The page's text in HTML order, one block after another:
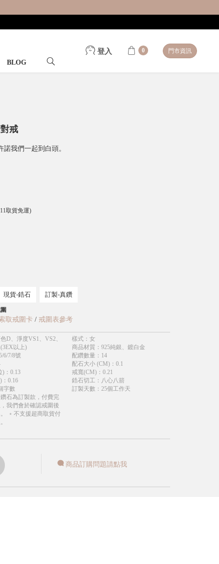
BLOG
登入 0 門市資訊
戒
我們一起到白頭。
取貨免運)
現貨-鋯石 訂製-真鑽
取戒圍卡 / 戒圍表參考
D、淨度VS1、VS2、
以上)
樣式： 女
商品材質 ： 925純銀、鍍白金
6/7/8號
配鑽數量： 14
配石大小 (CM)： 0.1
) ： 0.13 戒寬(CM)： 0.21
： 0.16 鋯石切工 ： 八心八箭
字數
訂製天數 ： 25個工作天
石為訂製款，付費完
我們會於確認戒圍後
﹡不支援超商取貨付
商品訂購問題請點我